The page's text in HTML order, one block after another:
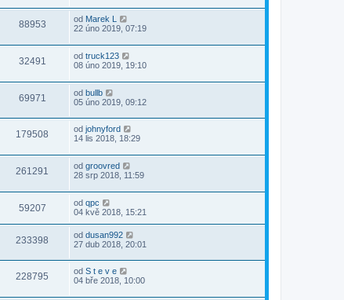
88953 od Marek L
22 úno 2019, 07:19
32491 od truck123
08 úno 2019, 19:10
69971 od bullb
05 úno 2019, 09:12
179508 od johnyford
14 lis 2018, 18:29
261291 od groovred
28 srp 2018, 11:59
59207 od qpc
04 kvě 2018, 15:21
233398 od dusan992
27 dub 2018, 20:01
228795 od S t e v e
04 bře 2018, 10:00